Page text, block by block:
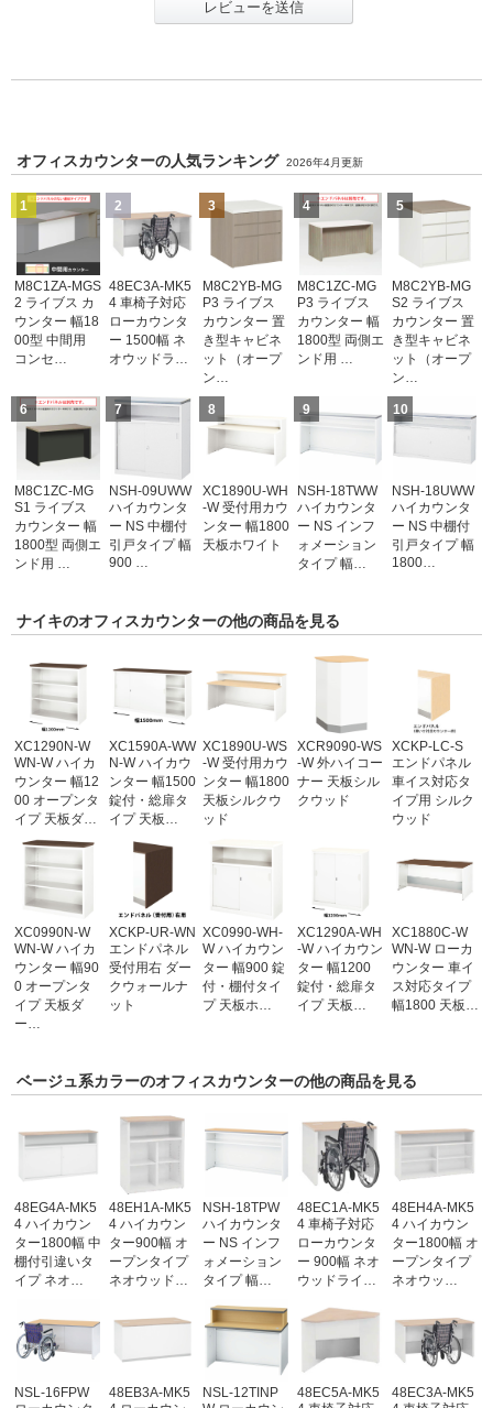
レビューを送信
オフィスカウンターの人気ランキング 2026年4月更新
1
M8C1ZA-MGS
2 ライブス カ
ウンター 幅18
00型 中間用
コンセ…
2
48EC3A-MK5
4 車椅子対応
ローカウンタ
ー 1500幅 ネ
オウッドラ…
3
M8C2YB-MG
P3 ライブス
カウンター 置
き型キャビネ
ット（オープ
ン…
4
M8C1ZC-MG
P3 ライブス
カウンター 幅
1800型 両側エ
ンド用 …
5
M8C2YB-MG
S2 ライブス
カウンター 置
き型キャビネ
ット（オープ
ン…
6
M8C1ZC-MG
S1 ライブス
カウンター 幅
1800型 両側エ
ンド用 …
7
NSH-09UWW
ハイカウンタ
ー NS 中棚付
引戸タイプ 幅
900 …
8
XC1890U-WH
-W 受付用カウ
ンター 幅1800
天板ホワイト
9
NSH-18TWW
ハイカウンタ
ー NS インフ
ォメーション
タイプ 幅…
10
NSH-18UWW
ハイカウンタ
ー NS 中棚付
引戸タイプ 幅
1800…
ナイキのオフィスカウンターの他の商品を見る
XC1290N-W
WN-W ハイカ
ウンター 幅12
00 オープンタ
イプ 天板ダ…
XC1590A-WW
N-W ハイカウ
ンター 幅1500
錠付・総扉タ
イプ 天板…
XC1890U-WS
-W 受付用カウ
ンター 幅1800
天板シルクウ
ッド
XCR9090-WS
-W 外ハイコー
ナー 天板シル
クウッド
XCKP-LC-S
エンドパネル
車イス対応タ
イプ用 シルク
ウッド
XC0990N-W
WN-W ハイカ
ウンター 幅90
0 オープンタ
イプ 天板ダ
ー…
XCKP-UR-WN
エンドパネル
受付用右 ダー
クウォールナ
ット
XC0990-WH-
W ハイカウン
ター 幅900 錠
付・棚付タイ
プ 天板ホ…
XC1290A-WH
-W ハイカウン
ター 幅1200
錠付・総扉タ
イプ 天板…
XC1880C-W
WN-W ローカ
ウンター 車イ
ス対応タイプ
幅1800 天板…
ベージュ系カラーのオフィスカウンターの他の商品を見る
48EG4A-MK5
4 ハイカウン
ター1800幅 中
棚付引違いタ
イプ ネオ…
48EH1A-MK5
4 ハイカウン
ター900幅 オ
ープンタイプ
ネオウッド…
NSH-18TPW
ハイカウンタ
ー NS インフ
ォメーション
タイプ 幅…
48EC1A-MK5
4 車椅子対応
ローカウンタ
ー 900幅 ネオ
ウッドライ…
48EH4A-MK5
4 ハイカウン
ター1800幅 オ
ープンタイプ
ネオウッ…
NSL-16FPW
48EB3A-MK5
NSL-12TINP
48EC5A-MK5
48EC3A-MK5